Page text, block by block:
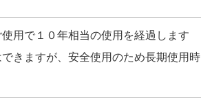
用で１０年相当の使用を経過します
きますが、安全使用のため長期使用時